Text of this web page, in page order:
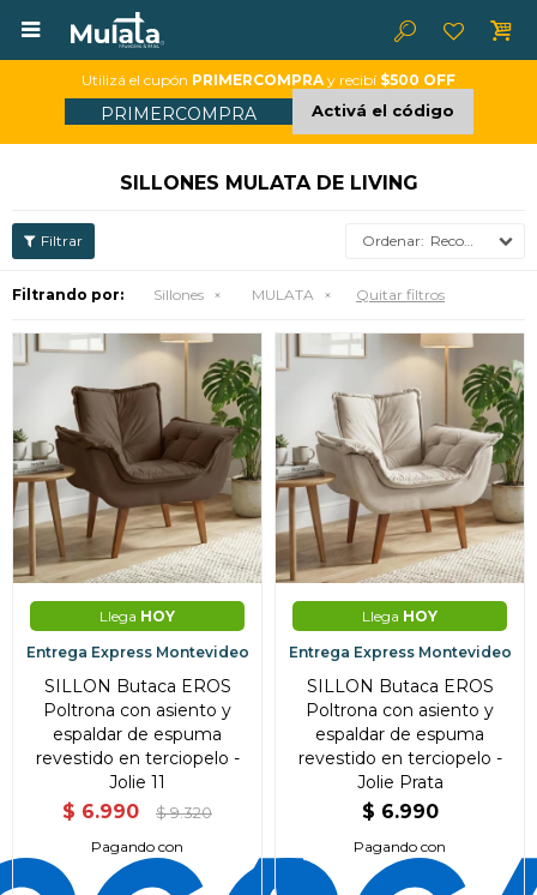

Utilizá el cupón PRIMERCOMPRA y recibí $500 OFF
PRIMERCOMPRA Activá el código
SILLONES MULATA DE LIVING
Recomendados
Filtrando por: Sillones MULATA Quitar filtros
Llega HOY
Entrega Express Montevideo
SILLON Butaca EROS
Poltrona con asiento y
espaldar de espuma
revestido en terciopelo -
Jolie 11
$ 6.990 $ 9.320
Pagando con
Llega HOY
Entrega Express Montevideo
SILLON Butaca EROS
Poltrona con asiento y
espaldar de espuma
revestido en terciopelo -
Jolie Prata
$ 6.990
Pagando con